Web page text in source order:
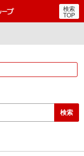
郵便局・日本郵政グルー
検索
TOP